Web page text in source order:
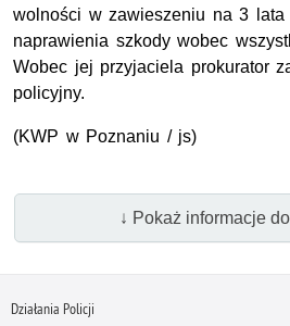
wolności w zawieszeniu na 3 lata
naprawienia szkody wobec
Wobec jej przyjaciela prokurator
policyjny.
(KWP w Poznaniu / js)
↓ Pokaż informacje
Działania Policji